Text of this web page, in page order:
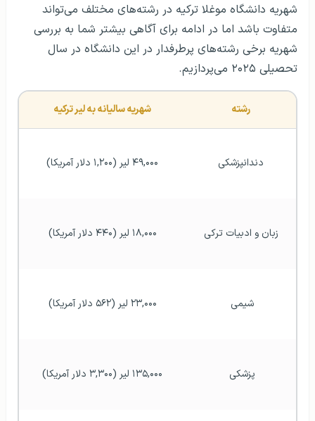
شهریه دانشگاه موغلا ترکیه در رشته‌های مختلف می‌تواند
متفاوت باشد اما در ادامه برای آگاهی بیشتر شما به بررسی
شهریه برخی رشته‌های پرطرفدار در این دانشگاه در سال
تحصیلی ۲۰۲۵ می‌پردازیم.
رشته شهریه سالیانه به لیر ترکیه
دندانپزشکی ۴۹,۰۰۰ لیر (۱,۲۰۰ دلار آمریکا)
زبان و ادبیات ترکی ۱۸,۰۰۰ لیر (۴۴۰ دلار آمریکا)
شیمی ۲۳,۰۰۰ لیر (۵۶۲ دلار آمریکا)
پزشکی ۱۳۵,۰۰۰ لیر (۳,۳۰۰ دلار آمریکا)